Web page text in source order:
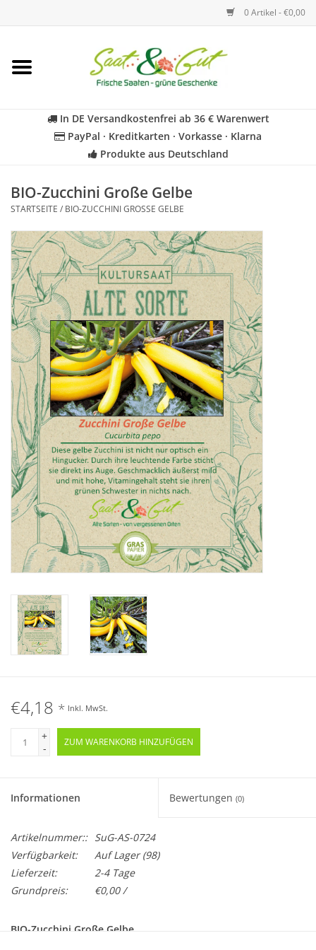
0 Artikel - €0,00
Startseite
Kräuter
Für Kinder
Geschenkideen
Katalog
In DE Versandkostenfrei ab 36 € Warenwert
PayPal · Kreditkarten · Vorkasse · Klarna
Produkte aus Deutschland
BIO-Zucchini Große Gelbe
STARTSEITE / BIO-ZUCCHINI GROSSE GELBE
€4,18 * Inkl. MwSt.
+
-
ZUM WARENKORB HINZUFÜGEN
Informationen Bewertungen (0)
Artikelnummer:: SuG-AS-0724
Verfügbarkeit:
Auf Lager(98)
Lieferzeit:
2-4 Tage
Grundpreis:
€0,00 /
BIO-Zucchini Große Gelbe